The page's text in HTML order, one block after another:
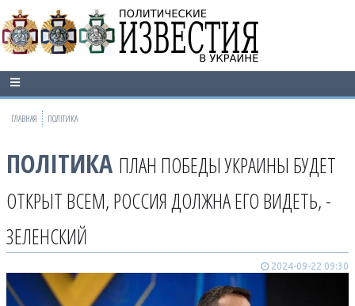
ГЛАВНАЯ ПОЛІТИКА
ПОЛІТИКА ПЛАН ПОБЕДЫ УКРАИНЫ БУДЕТ
ОТКРЫТ ВСЕМ, РОССИЯ ДОЛЖНА ЕГО ВИДЕТЬ, -
ЗЕЛЕНСКИЙ
2024-09-22 09:30